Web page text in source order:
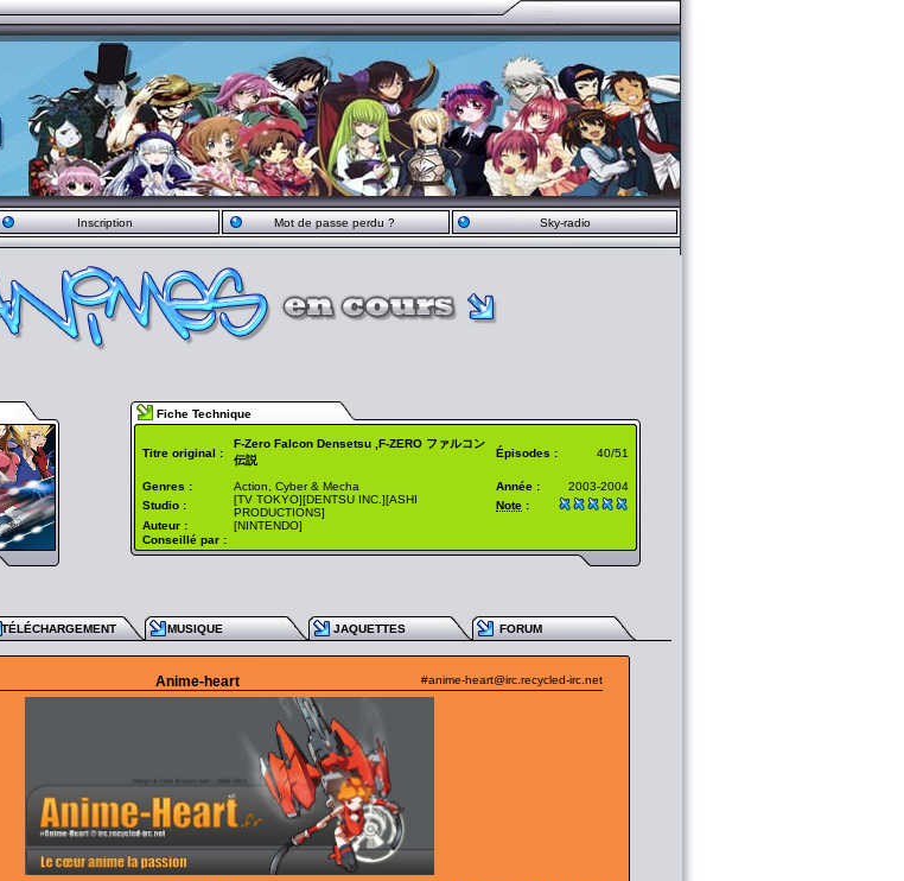
Inscription Mot de passe perdu ? Sky-radio
Fiche Technique
Titre original :
F-Zero Falcon Densetsu ,F-ZERO ファルコン
伝説
Épisodes : 40/51
Genres : Action, Cyber & Mecha Année :
2003-2004
Studio :
[TV TOKYO][DENTSU INC.][ASHI
PRODUCTIONS]
Note :
Auteur :
[NINTENDO]
Conseillé par :
TÉLÉCHARGEMENT MUSIQUE JAQUETTES FORUM
Anime-heart #anime-heart@irc.recycled-irc.net